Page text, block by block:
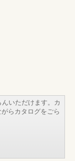
いただけます。カ
らカタログをごら